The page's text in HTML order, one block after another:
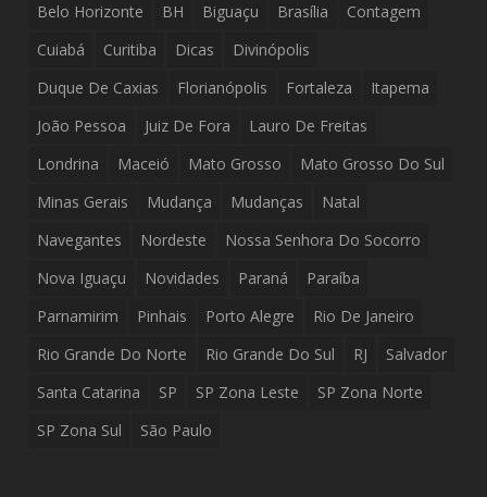
Belo Horizonte BH Biguaçu Brasília
Contagem
Cuiabá
Curitiba Dicas
Divinópolis
Duque De Caxias
Florianópolis Fortaleza
Itapema
João Pessoa
Juiz De Fora
Lauro De Freitas
Londrina
Maceió Mato Grosso
Mato Grosso Do Sul
Minas Gerais
Mudança Mudanças
Natal
Navegantes
Nordeste
Nossa Senhora Do Socorro
Nova Iguaçu
Novidades Paraná
Paraíba
Parnamirim
Pinhais Porto Alegre
Rio De Janeiro
Rio Grande Do Norte
Rio Grande Do Sul RJ
Salvador
Santa Catarina
SP SP Zona Leste
SP Zona Norte
SP Zona Sul
São Paulo